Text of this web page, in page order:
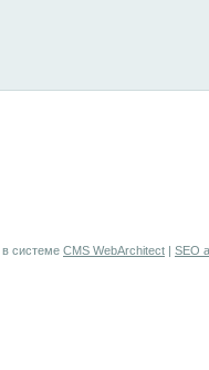
в системе CMS WebArchitect | SEO